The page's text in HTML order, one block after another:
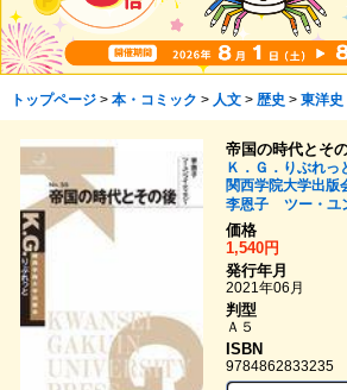
トップページ> 本・コミック > 人文> 歴史 > 東洋史
帝国の時代とそ
Ｋ．Ｇ．りぶれ
関西学院大学出版
李恩子
ツー・ユ
価格
1,540円
発行年月
2021年06月
判型
Ａ５
ISBN
9784862833235